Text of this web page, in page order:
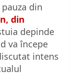
din
din
depinde
va începe
intens